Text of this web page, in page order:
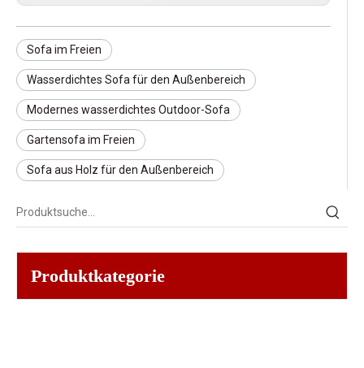
Sofa im Freien
Wasserdichtes Sofa für den Außenbereich
Modernes wasserdichtes Outdoor-Sofa
Gartensofa im Freien
Sofa aus Holz für den Außenbereich
Produktkategorie